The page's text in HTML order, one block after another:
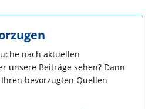
nach aktuellen
unsere Beiträge sehen? Dann
bevorzugten Quellen